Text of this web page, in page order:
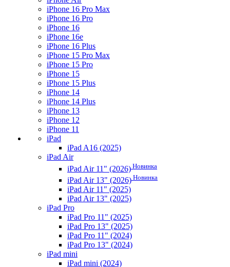
iPhone 16 Pro Max
iPhone 16 Pro
iPhone 16
iPhone 16e
iPhone 16 Plus
iPhone 15 Pro Max
iPhone 15 Pro
iPhone 15
iPhone 15 Plus
iPhone 14
iPhone 14 Plus
iPhone 13
iPhone 12
iPhone 11
iPad
iPad A16 (2025)
iPad Air
iPad Air 11" (2026) Новинка
iPad Air 13" (2026) Новинка
iPad Air 11" (2025)
iPad Air 13" (2025)
iPad Pro
iPad Pro 11" (2025)
iPad Pro 13" (2025)
iPad Pro 11" (2024)
iPad Pro 13" (2024)
iPad mini
iPad mini (2024)